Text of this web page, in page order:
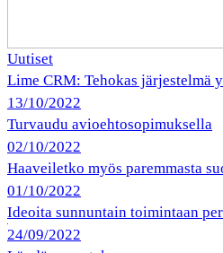
Uutiset
Lime CRM: Tehokas järjestelmä
13/10/2022
Turvaudu avioehtosopimuksella
02/10/2022
Haaveiletko myös paremmasta
01/10/2022
Ideoita sunnuntain toimintaan
24/09/2022